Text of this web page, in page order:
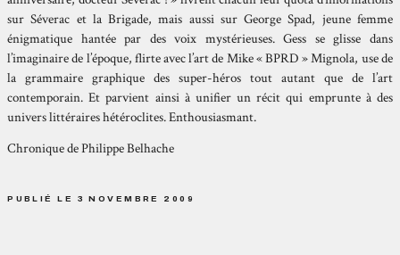
sur Séverac et la Brigade, mais aussi sur George Spad, jeune femme
énigmatique hantée par des voix mystérieuses. Gess se glisse dans
l’imaginaire de l’époque, flirte avec l’art de Mike « BPRD » Mignola, use de
la grammaire graphique des super-héros tout autant que de l’art
contemporain. Et parvient ainsi à unifier un récit qui emprunte à des
univers littéraires hétéroclites. Enthousiasmant.
Chronique de Philippe Belhache
PUBLIÉ LE 3 NOVEMBRE 2009